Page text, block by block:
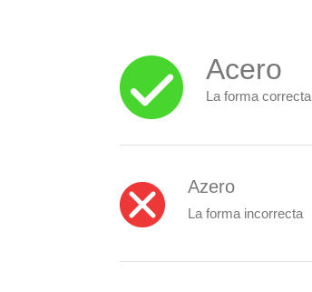
Acero
La forma correcta
Azero
La forma incorrecta